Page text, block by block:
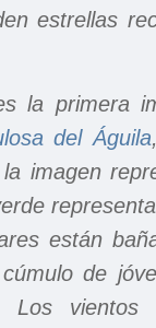
estrellas
la primera
del Águila
imagen
están
de
Los vientos